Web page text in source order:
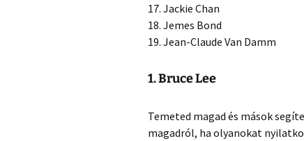
17. Jackie Chan
18. Jemes Bond
19. Jean-Claude Van Damm
1. Bruce Lee
Temeted magad és mások
magadról, ha olyanokat